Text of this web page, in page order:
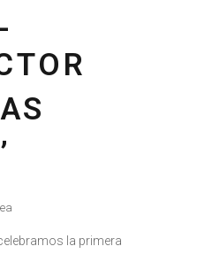
la primera